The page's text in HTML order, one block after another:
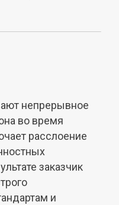
непрерывное
во время
расслоение
заказчик
и